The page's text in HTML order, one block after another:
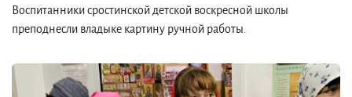
Воспитанники сростинской детской воскресной школы
преподнесли владыке картину ручной работы.